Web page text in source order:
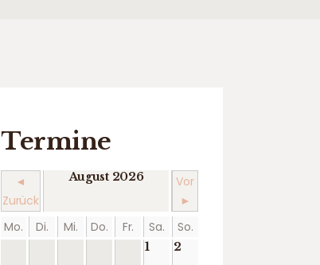
Termine
◄
Zurück
August 2026
Vor
►
Mo.
Di. Mi. Do. Fr. Sa. So.
1 2